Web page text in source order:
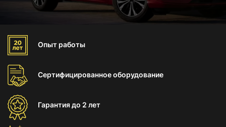
Опыт работы
Сертифицированноеоборудование
Гарантиядо 2 лет